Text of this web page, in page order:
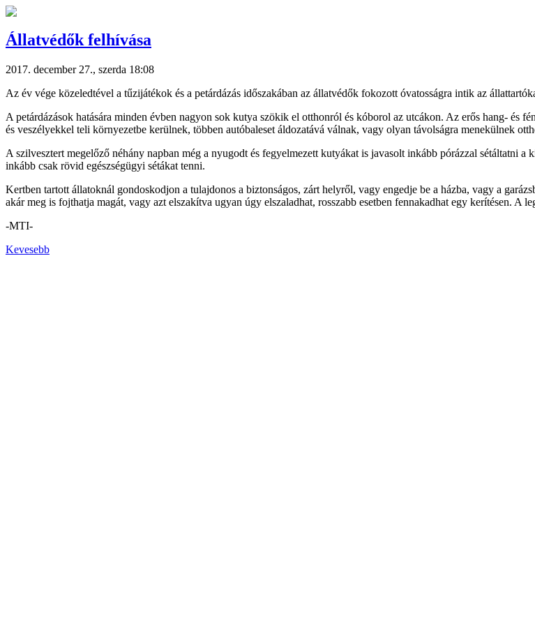
Állatvédők felhívása
2017. december 27., szerda 18:08
Az év vége közeledtével a tűzijátékok és a petárdázás időszakában az állatvédők fokozott óvatosságra intik az
A petárdázások hatására minden évben nagyon sok kutya szökik el otthonról és kóborol az utcákon. Az erős hang- és
és veszélyekkel teli környezetbe kerülnek, többen autóbaleset áldozatává válnak, vagy olyan távolságra menekülnek
A szilvesztert megelőző néhány napban még a nyugodt és fegyelmezett kutyákat is javasolt inkább pórázzal sétáltatni
inkább csak rövid egészségügyi sétákat tenni.
Kertben tartott állatoknál gondoskodjon a tulajdonos a biztonságos, zárt helyről, vagy engedje be a házba, vagy a
akár meg is fojthatja magát, vagy azt elszakítva ugyan úgy elszaladhat, rosszabb esetben fennakadhat egy kerítésen. A
-MTI-
Kevesebb